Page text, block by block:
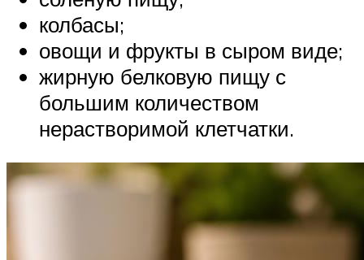
колбасы;
овощи и фрукты в сыром виде;
жирную белковую пищу с
большим количеством
нерастворимой клетчатки.